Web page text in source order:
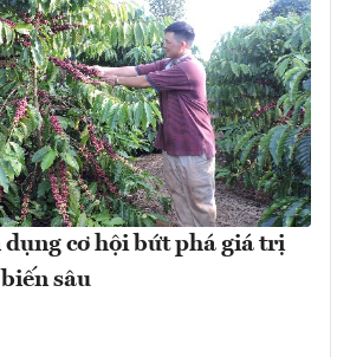
cơ hội bứt phá giá trị
sâu